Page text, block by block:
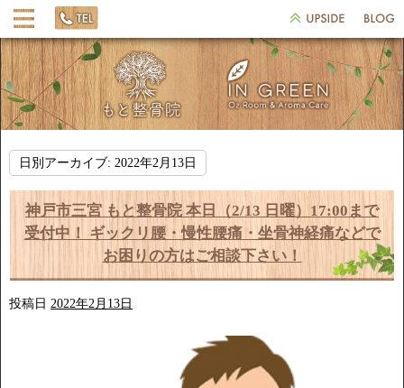
日別アーカイブ: 2022年2月13日
神戸市三宮 もと整骨院 本日（2/13 日曜）17:00まで
受付中！ ギックリ腰・慢性腰痛・坐骨神経痛などで
お困りの方はご相談下さい！
投稿日 2022年2月13日